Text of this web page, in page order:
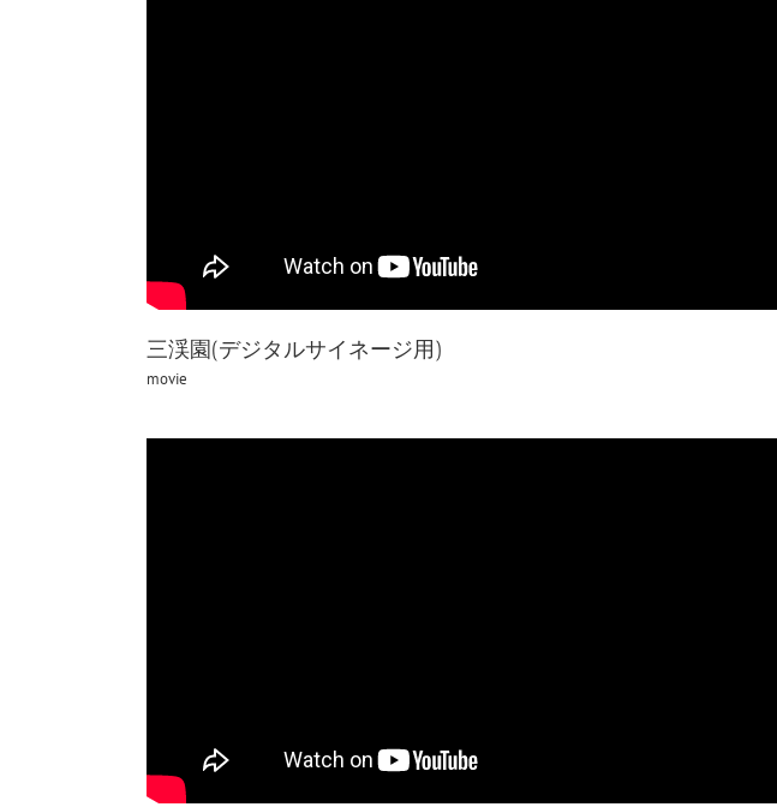
三渓園(デジタルサイネージ用)
movie